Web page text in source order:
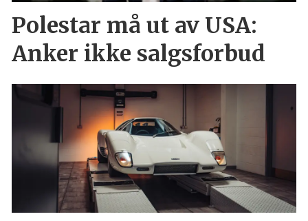
Polestar må ut av USA:
Anker ikke salgsforbud